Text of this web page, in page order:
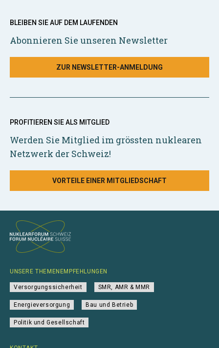
BLEIBEN SIE AUF DEM LAUFENDEN
Abonnieren Sie unseren Newsletter
ZUR NEWSLETTER-ANMELDUNG
PROFITIEREN SIE ALS MITGLIED
Werden Sie Mitglied im grössten nuklearen
Netzwerk der Schweiz!
VORTEILE EINER MITGLIEDSCHAFT
UNSERE THEMENEMPFEHLUNGEN
Versorgungssicherheit SMR, AMR & MMR
Energieversorgung Bau und Betrieb
Politik und Gesellschaft